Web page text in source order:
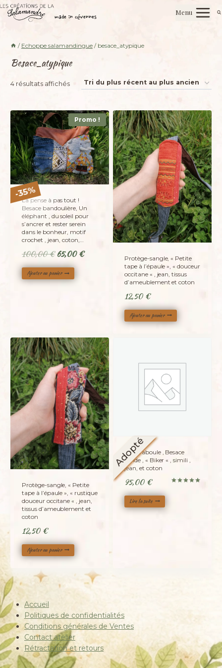
Aller
au
made in cévennes
Menu
/ Echoppe salamandingue / besace_atypique
Besace_atypique
4 résultats affichésTrié
plus
récent
au
plus
ancien
Promo !
-35%
La pense à pas tout !
Besace bandoulière, Un
éléphant , du soleil pour
s’ancrer et rester serein
dans le bonheur, motif
crochet , jean, coton,…
100,00€ Le
prix
initial
65,00€Le
Ajouter au panier
Protège-sangle, « Petite
tape à l’épaule », « douceur
occitane « , jean, tissus
d’ameublement et coton
12,50 €
Ajouter au panier
Protège-sangle, « Petite
tape à l’épaule », « rustique
douceur occitane « , jean,
tissus d’ameublement et
coton
12,50 €
Ajouter au panier
Adopté
La caraboule , Besace
ronde , « Biker « , simili ,
jean, et coton
95,00 €
Lire la suite
Accueil
Politiques de confidentialités
Conditions générales de Ventes
Contact atelier
Rétractation et retours